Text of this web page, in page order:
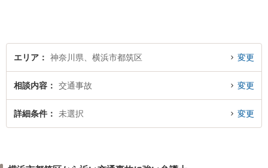
エリア 神奈川県、横浜市都筑区 変更
相談内容 交通事故 変更
詳細条件 未選択 変更